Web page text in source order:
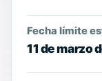
Fecha límite
11 de marzo